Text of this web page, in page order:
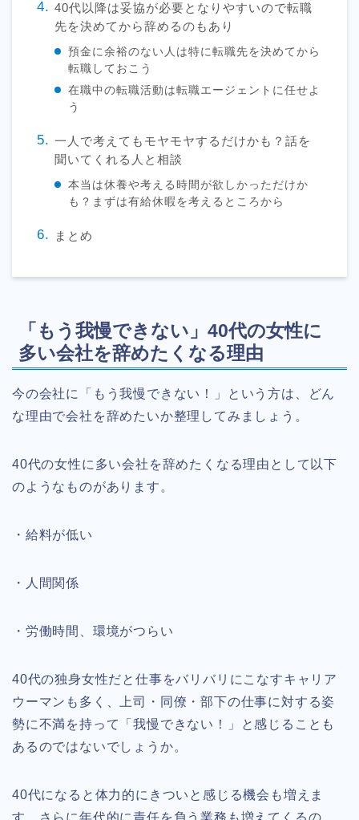
40代以降は妥協が必要となりやすいので転職
先を決めてから辞めるのもあり
預金に余裕のない人は特に転職先を決めてから
転職しておこう
在職中の転職活動は転職エージェントに任せよ
う
一人で考えてもモヤモヤするだけかも？話を
聞いてくれる人と相談
本当は休養や考える時間が欲しかっただけか
も？まずは有給休暇を考えるところから
まとめ
「もう我慢できない」40代の女性に
多い会社を辞めたくなる理由
今の会社に「もう我慢できない！」という方は、どん
な理由で会社を辞めたいか整理してみましょう。
40代の女性に多い会社を辞めたくなる理由として以下
のようなものがあります。
・給料が低い
・人間関係
・労働時間、環境がつらい
40代の独身女性だと仕事をバリバリにこなすキャリア
ウーマンも多く、上司・同僚・部下の仕事に対する姿
勢に不満を持って「我慢できない！」と感じることも
あるのではないでしょうか。
40代になると体力的にきついと感じる機会も増えま